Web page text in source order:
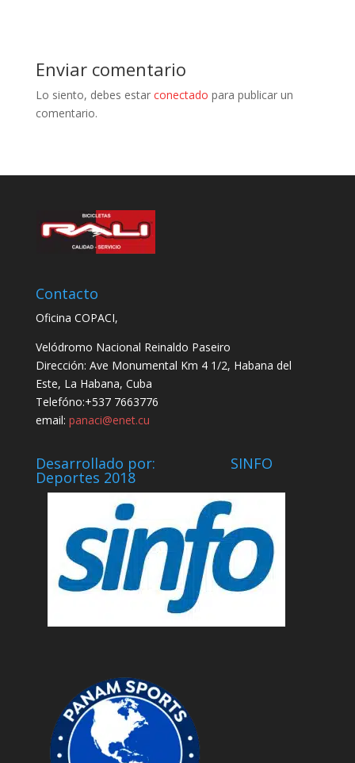
Enviar comentario
Lo siento, debes estar conectado para publicar un
comentario.
Contacto
Oficina COPACI,
Velódromo Nacional Reinaldo Paseiro
Dirección: Ave Monumental Km 4 1/2, Habana del
Este, La Habana, Cuba
Telefóno:+537 7663776
email: panaci@enet.cu
Desarrollado por: SINFO
Deportes 2018